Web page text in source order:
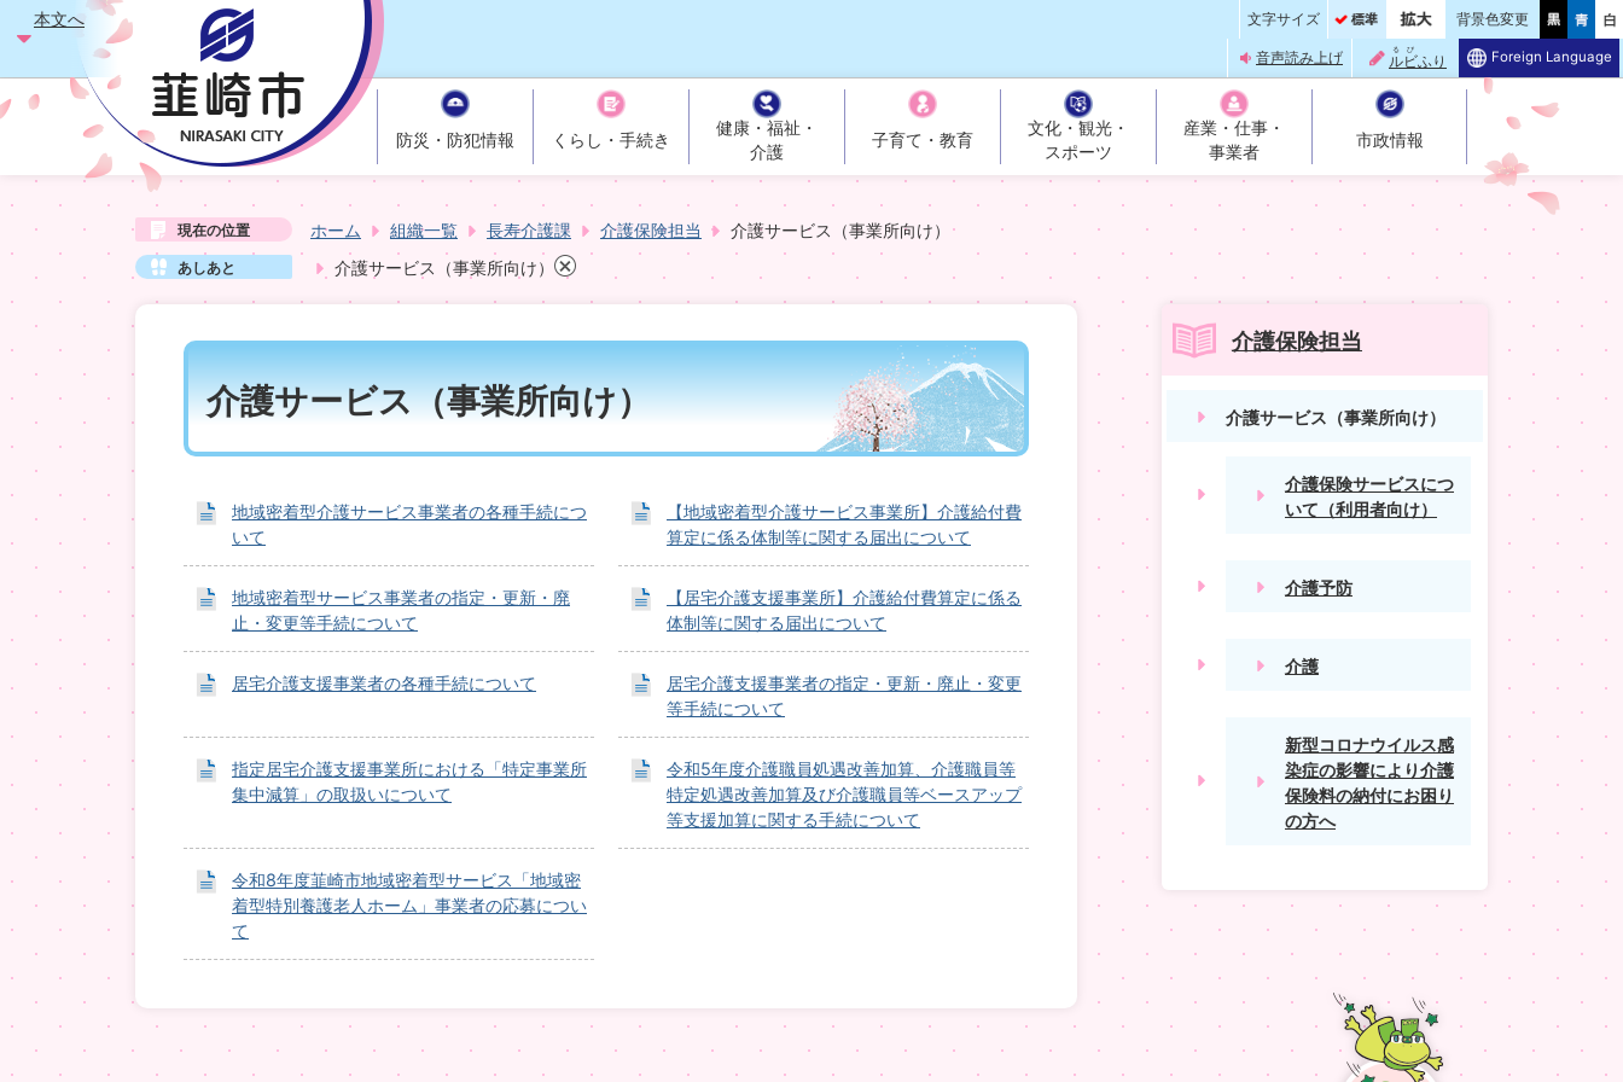
本文へ 文字サイズ 背景色変更
音声読み上げ ルビ
るび
ふり Foreign Language
防災・防犯情報 くらし・手続き
健康・福祉・
介護
子育て・教育
文化・観光・
スポーツ
産業・仕事・
事業者
市政情報
現在の位置 ホーム 組織一覧 長寿介護課 介護保険担当 介護サービス（事業所向け）
あしあと 介護サービス（事業所向け）
介護サービス（事業所向け）
地域密着型介護サービス事業者の各種手続につ
いて
【地域密着型介護サービス事業所】介護給付費
算定に係る体制等に関する届出について
地域密着型サービス事業者の指定・更新・廃
止・変更等手続について
【居宅介護支援事業所】介護給付費算定に係る
体制等に関する届出について
居宅介護支援事業者の各種手続について
居宅介護支援事業者の指定・更新・廃止・変更
等手続について
指定居宅介護支援事業所における「特定事業所
集中減算」の取扱いについて
令和5年度介護職員処遇改善加算、介護職員等
特定処遇改善加算及び介護職員等ベースアップ
等支援加算に関する手続について
令和8年度韮崎市地域密着型サービス「地域密
着型特別養護老人ホーム」事業者の応募につい
て
介護保険担当
介護サービス（事業所向け）
介護保険サービスにつ
いて（利用者向け）
介護予防
介護
新型コロナウイルス感
染症の影響により介護
保険料の納付にお困り
の方へ
TOP